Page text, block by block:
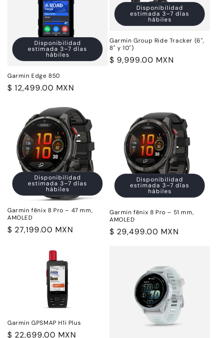
Disponibilidad
estimada 3–7 días
hábiles
Garmin Edge 850
Precio
$ 12,499.00 MXN
Disponibilidad
estimada 3–7 días
hábiles
Garmin Group Ride Tracker (6",
8" y 10")
Precio
$ 9,999.00 MXN
Disponibilidad
estimada 3–7 días
hábiles
Garmin fēnix 8 Pro – 47 mm,
AMOLED
Precio
$ 27,199.00 MXN
Disponibilidad
estimada 3–7 días
hábiles
Garmin fēnix 8 Pro – 51 mm,
AMOLED
Precio
$ 29,499.00 MXN
Garmin GPSMAP H1i Plus
Precio
$ 22,699.00 MXN